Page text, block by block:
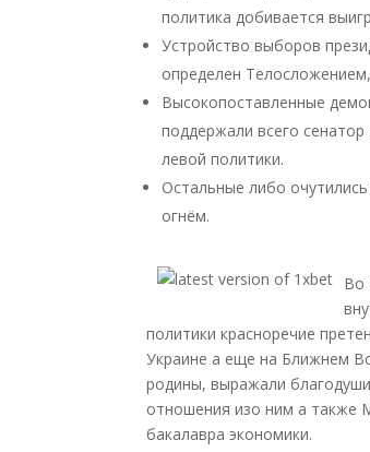
политика добивается
Устройство выборов
определен
Высокопоставленные
поддержали всего
левой политики.
Остальные либо
огнём.
Во
политики красноречие
Украине а еще на Ближнем
родины, выражали
отношения изо ним а также
бакалавра экономики.